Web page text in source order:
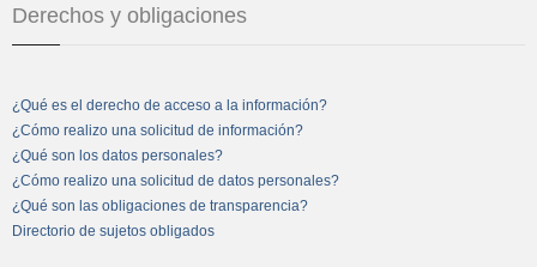
Derechos y obligaciones
¿Qué es el derecho de acceso a la información?
¿Cómo realizo una solicitud de información?
¿Qué son los datos personales?
¿Cómo realizo una solicitud de datos personales?
¿Qué son las obligaciones de transparencia?
Directorio de sujetos obligados